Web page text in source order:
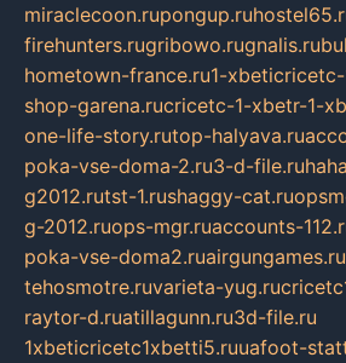
miraclecoon.rupongup.ru
firehunters.rugribowo.rugnalis.ru
hometown-france.ru1-
shop-garena.rucricetc-1-xbetr-1-
one-life-story.rutop-halyava.ru
poka-vse-doma-2.ru3-d-file.ru
g2012.rutst-1.rushaggy-cat.ru
g-2012.ruops-mgr.ruaccounts-
poka-vse-doma2.ruairgungames.ru
tehosmotre.ruvarieta-yug.ru
raytor-d.ruatillagunn.ru3d-file.ru
1xbeticricetc1xbetti5.ruuafoot-